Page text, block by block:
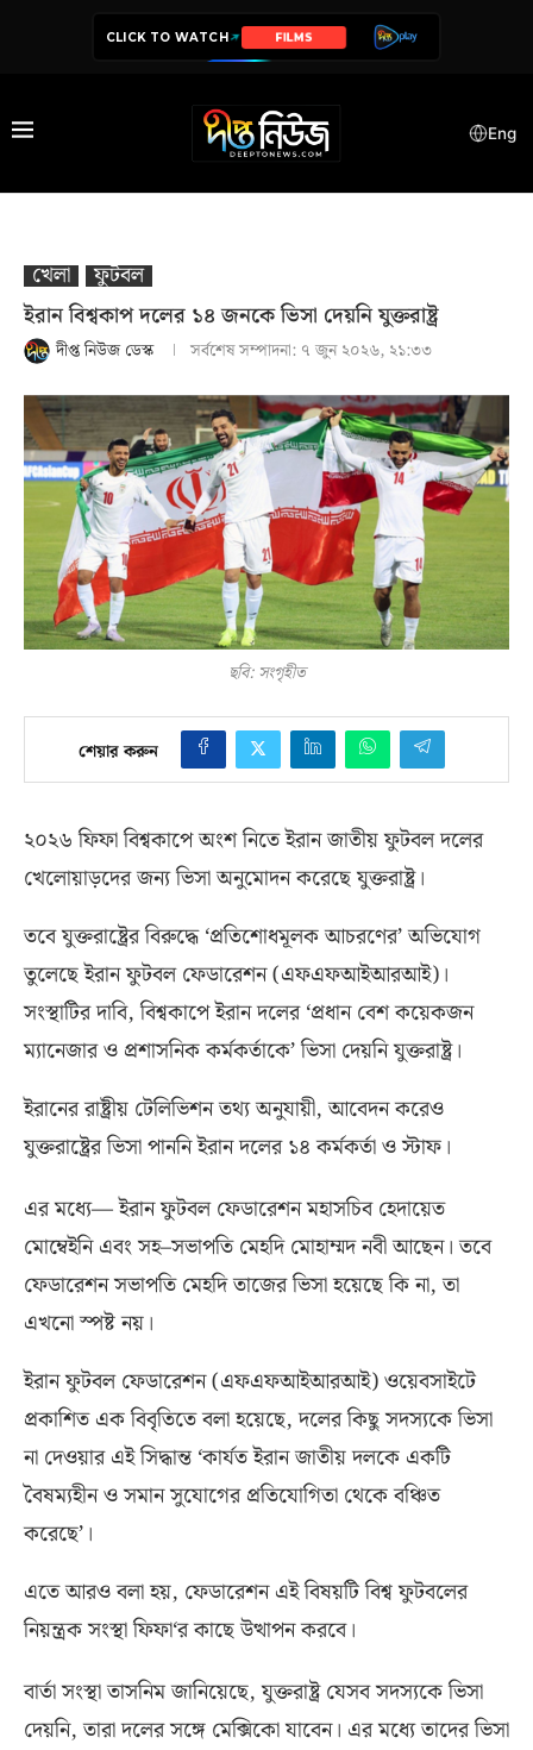
CLICK TO WATCH SERIES
Eng
খেলা
ফুটবল
ইরান বিশ্বকাপ দলের ১৪ জনকে ভিসা দেয়নি যুক্তরাষ্ট্র
দীপ্ত নিউজ ডেস্ক সর্বশেষ সম্পাদনা: ৭ জুন ২০২৬, ২১:৩৩
ছবি: সংগৃহীত
শেয়ার করুন
২০২৬ ফিফা বিশ্বকাপে অংশ নিতে ইরান জাতীয় ফুটবল দলের
খেলোয়াড়দের জন্য ভিসা অনুমোদন করেছে যুক্তরাষ্ট্র।
তবে যুক্তরাষ্ট্রের বিরুদ্ধে ‘প্রতিশোধমূলক আচরণের’ অভিযোগ
তুলেছে ইরান ফুটবল ফেডারেশন(এফএফআইআরআই)।
সংস্থাটির দাবি,বিশ্বকাপে ইরান দলের ‘প্রধান বেশ কয়েকজন
ম্যানেজার ও প্রশাসনিক কর্মকর্তাকে’ ভিসা দেয়নি যুক্তরাষ্ট্র।
ইরানের রাষ্ট্রীয় টেলিভিশন তথ্য অনুযায়ী,আবেদন করেও
যুক্তরাষ্ট্রের ভিসা পাননি ইরান দলের ১৪ কর্মকর্তা ও স্টাফ।
এর মধ্যে— ইরান ফুটবল ফেডারেশন মহাসচিব হেদায়েত
মোম্বেইনি এবং সহ–সভাপতি মেহদি মোহাম্মদ নবী আছেন। তবে
ফেডারেশন সভাপতি মেহদি তাজের ভিসা হয়েছে কি না,তা
এখনো স্পষ্ট নয়।
ইরান ফুটবল ফেডারেশন(এফএফআইআরআই)ওয়েবসাইটে
প্রকাশিত এক বিবৃতিতে বলা হয়েছে,দলের কিছু সদস্যকে ভিসা
না দেওয়ার এই সিদ্ধান্ত ‘কার্যত ইরান জাতীয় দলকে একটি
বৈষম্যহীন ও সমান সুযোগের প্রতিযোগিতা থেকে বঞ্চিত
করেছে’।
এতে আরও বলা হয়, ফেডারেশন এই বিষয়টি বিশ্ব ফুটবলের
নিয়ন্ত্রক সংস্থা ফিফা‘র কাছে উত্থাপন করবে।
বার্তা সংস্থা তাসনিম জানিয়েছে,যুক্তরাষ্ট্র যেসব সদস্যকে ভিসা
দেয়নি,তারা দলের সঙ্গে মেক্সিকো যাবেন। এর মধ্যে তাদের ভিসা